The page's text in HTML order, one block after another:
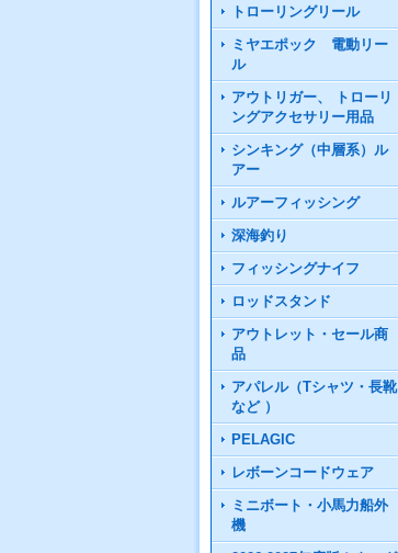
トローリングリール
ミヤエポック 電動リー
ル
アウトリガー、 トローリ
ングアクセサリー用品
シンキング（中層系）ル
アー
ルアーフィッシング
深海釣り
フィッシングナイフ
ロッドスタンド
アウトレット・セール商
品
アパレル（Tシャツ・長靴
など ）
PELAGIC
レボーンコードウェア
ミニボート・小馬力船外
機